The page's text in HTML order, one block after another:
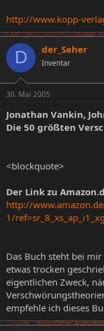
http://www.kopp-
D der_Seher
Inventar
30. Mai 2005
Jonathan Vankin,
Die 50 größten
<blockquote>
Der Link zu
http://
1/
Das Buch steht bei
etwas trocken
eigentlichen Zweck,
empfehle ich dieses